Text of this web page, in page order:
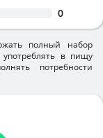
0
полный набор
в пищу
потребности